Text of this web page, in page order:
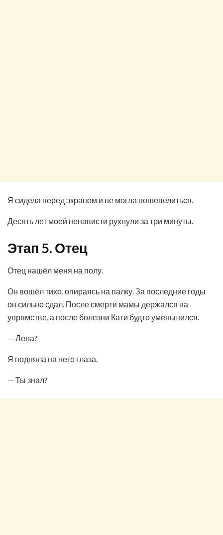
Я сидела перед экраном и не могла пошевелиться.
Десять лет моей ненависти рухнули за три минуты.
Этап 5. Отец
Отец нашёл меня на полу.
Он вошёл тихо, опираясь на палку. За последние годы
он сильно сдал. После смерти мамы держался на
упрямстве, а после болезни Кати будто уменьшился.
— Лена?
Я подняла на него глаза.
— Ты знал?